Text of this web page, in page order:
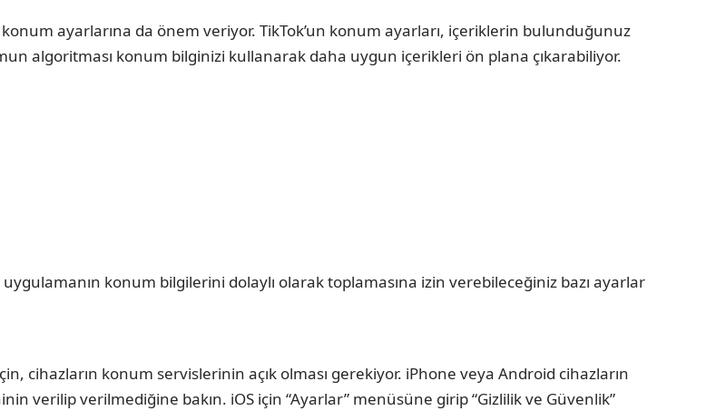
ayarlarına da önem veriyor. TikTok’un konum ayarları, içeriklerin bulunduğunuz
algoritması konum bilginizi kullanarak daha uygun içerikleri ön plana çıkarabiliyor.
konum bilgilerini dolaylı olarak toplamasına izin verebileceğiniz bazı ayarlar
cihazların konum servislerinin açık olması gerekiyor. iPhone veya Android cihazların
verilip verilmediğine bakın. iOS için “Ayarlar” menüsüne girip “Gizlilik ve Güvenlik”